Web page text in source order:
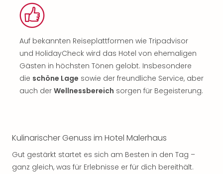
Auf bekannten Reiseplattformen wie Tripadvisor
und HolidayCheck wird das Hotel von ehemaligen
Gästen in höchsten Tönen gelobt. Insbesondere
die schöne Lage sowie der freundliche Service, aber
auch der Wellnessbereich sorgen für Begeisterung.
Kulinarischer Genuss im Hotel Malerhaus
Gut gestärkt startet es sich am Besten in den Tag –
ganz gleich, was für Erlebnisse er für dich bereithält.